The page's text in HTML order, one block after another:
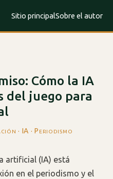
Sitio principalSobre el autor
Cómo la IA
del juego para
· IA · Periodismo
artificial (IA) está
en el periodismo y el